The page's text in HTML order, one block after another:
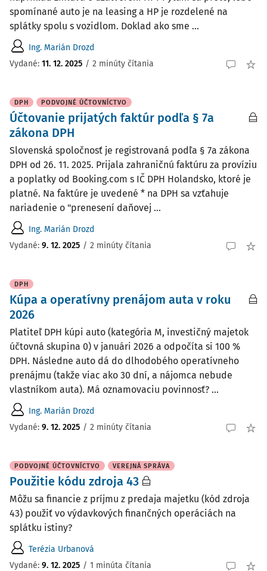
spomínané auto je na leasing a HP je rozdelené na
splátky spolu s vozidlom. Doklad ako sme ...
Ing. Marián Drozd
Vydané: 11. 12. 2025 / 2 minúty čítania
DPH PODVOJNÉ ÚČTOVNÍCTVO
Účtovanie prijatých faktúr podľa § 7a
zákona DPH
Slovenská spoločnosť je registrovaná podľa § 7a zákona
DPH od 26. 11. 2025. Prijala zahraničnú faktúru za províziu
a poplatky od Booking.com s IČ DPH Holandsko, ktoré je
platné. Na faktúre je uvedené * na DPH sa vzťahuje
nariadenie o "prenesení daňovej ...
Ing. Marián Drozd
Vydané: 9. 12. 2025 / 2 minúty čítania
DPH
Kúpa a operatívny prenájom auta v roku
2026
Platiteľ DPH kúpi auto (kategória M, investičný majetok
účtovná skupina 0) v januári 2026 a odpočíta si 100 %
DPH. Následne auto dá do dlhodobého operatívneho
prenájmu (takže viac ako 30 dní, a nájomca nebude
vlastníkom auta). Má oznamovaciu povinnosť? ...
Ing. Marián Drozd
Vydané: 9. 12. 2025 / 2 minúty čítania
PODVOJNÉ ÚČTOVNÍCTVO VEREJNÁ SPRÁVA
Použitie kódu zdroja 43
Môžu sa financie z príjmu z predaja majetku (kód zdroja
43) použiť vo výdavkových finančných operáciách na
splátku istiny?
Terézia Urbanová
Vydané: 9. 12. 2025 / 1 minúta čítania